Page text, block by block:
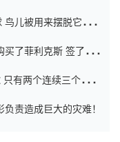
鸟儿被用来摆脱它
买了菲利克斯 签了7年
有两个连续三个连续
责造成巨大的灾难！